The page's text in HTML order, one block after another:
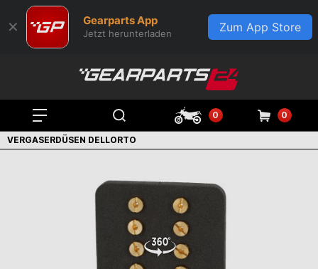
✕ Gearparts App
Jetzt herunterladen Zum App Store
0 0
VERGASERDÜSEN DELLORTO